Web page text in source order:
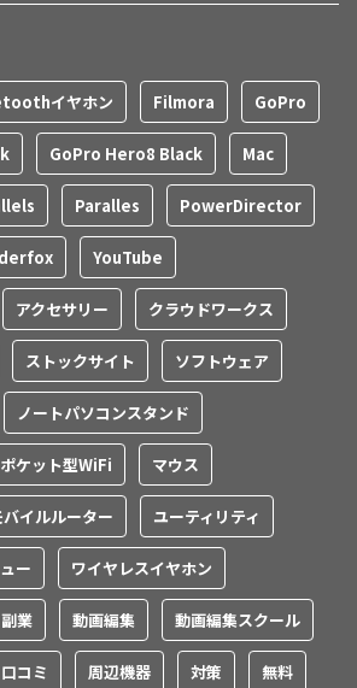
イヤホン Filmora GoPro
GoPro Hero8 Black Mac
Paralles PowerDirector
YouTube
アクセサリー クラウドワークス
ストックサイト ソフトウェア
ノートパソコンスタンド
ポケット型WiFi マウス
バイルルーター ユーティリティ
ー ワイヤレスイヤホン
副業 動画編集 動画編集スクール
口コミ 周辺機器 対策 無料